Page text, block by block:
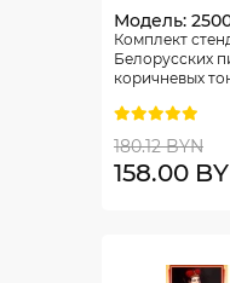
Модель:
Комплект
Белорусских
коричневых
180.12 BYN
158.00